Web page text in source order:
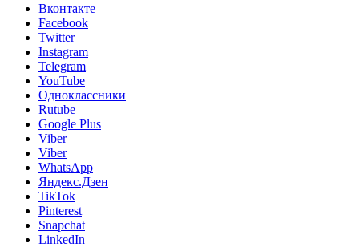
Вконтакте
Facebook
Twitter
Instagram
Telegram
YouTube
Одноклассники
Rutube
Google Plus
Viber
Viber
WhatsApp
Яндекс.Дзен
TikTok
Pinterest
Snapchat
LinkedIn